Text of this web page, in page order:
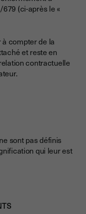
(ci-après le «
compter de la
et reste en
contractuelle
sont pas définis
qui leur est